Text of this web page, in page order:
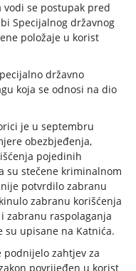
vodi se postupak pred
Specijalnog državnog
položaje u korist
državno
koja se odnosi na dio
je u septembru
obezbjeđenja,
pojedinih
su stečene kriminalnom
potvrdilo zabranu
zabranu korišćenja
zabranu raspolaganja
su upisane na Katnića.
zahtjev za
povrijeđen u korist